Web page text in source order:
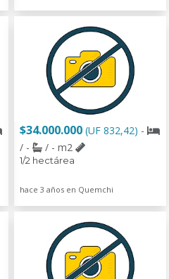
$34.000.000 (UF 832,42) -
/ -
/ - m2
1/2 hectárea
hace 3 años en Quemchi